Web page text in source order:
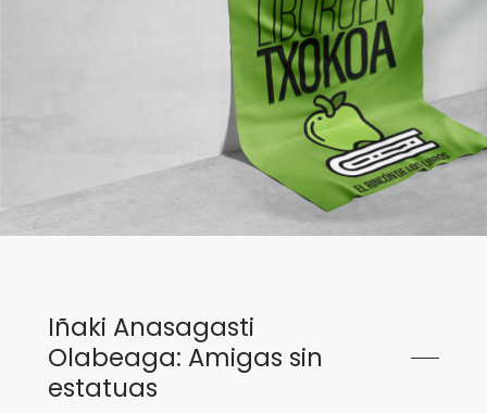
Iñaki Anasagasti
Olabeaga: Amigas sin
estatuas